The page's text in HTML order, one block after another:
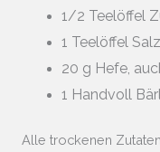
1/2 Teelöffel
1 Teelöffel Salz
20 g Hefe,
1 Handvoll
Alle trockenen